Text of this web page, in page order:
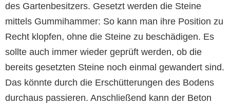
des Gartenbesitzers. Gesetzt werden die Steine
mittels Gummihammer: So kann man ihre Position zu
Recht klopfen, ohne die Steine zu beschädigen. Es
sollte auch immer wieder geprüft werden, ob die
bereits gesetzten Steine noch einmal gewandert sind.
Das könnte durch die Erschütterungen des Bodens
durchaus passieren. Anschließend kann der Beton